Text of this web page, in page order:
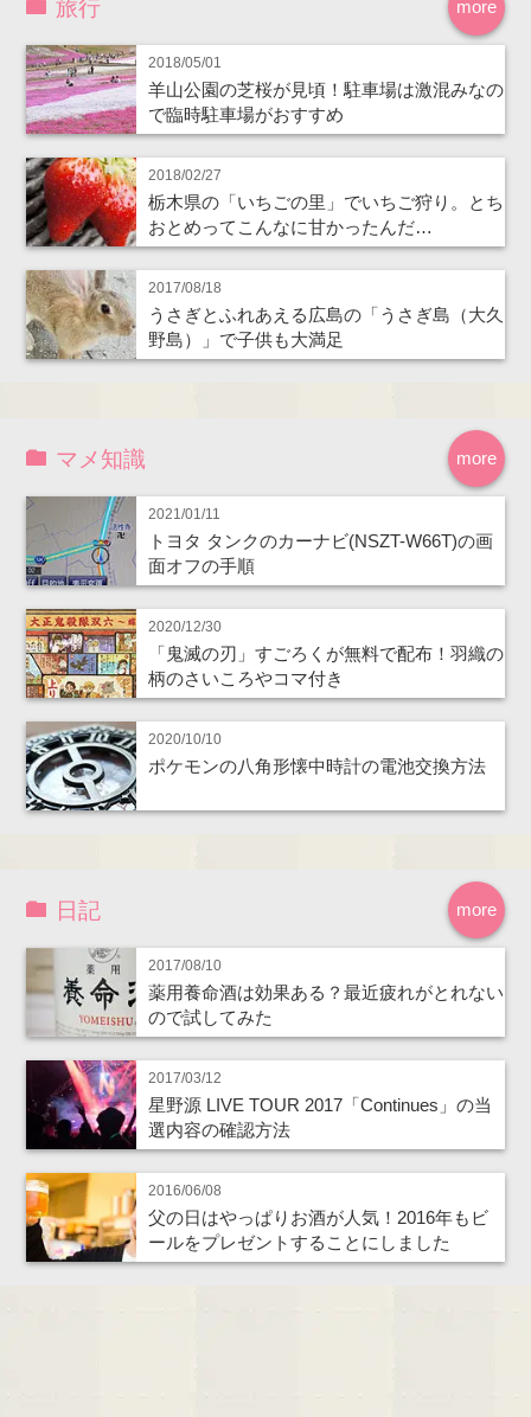
more
旅行
2018/05/01
羊山公園の芝桜が見頃！駐車場は激混みなの
で臨時駐車場がおすすめ
2018/02/27
栃木県の「いちごの里」でいちご狩り。とち
おとめってこんなに甘かったんだ…
2017/08/18
うさぎとふれあえる広島の「うさぎ島（大久
野島）」で子供も大満足
more
マメ知識
2021/01/11
トヨタ タンクのカーナビ(NSZT-W66T)の画
面オフの手順
2020/12/30
「鬼滅の刃」すごろくが無料で配布！羽織の
柄のさいころやコマ付き
2020/10/10
ポケモンの八角形懐中時計の電池交換方法
more
日記
2017/08/10
薬用養命酒は効果ある？最近疲れがとれない
ので試してみた
2017/03/12
星野源 LIVE TOUR 2017「Continues」の当
選内容の確認方法
2016/06/08
父の日はやっぱりお酒が人気！2016年もビ
ールをプレゼントすることにしました